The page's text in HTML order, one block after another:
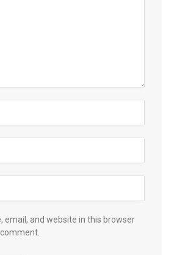
email, and website in this browser